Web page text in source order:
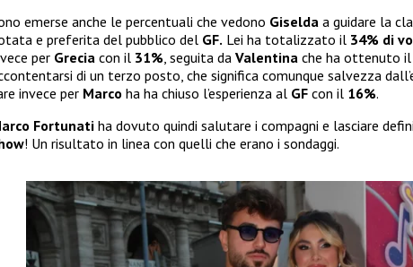
emerse anche le percentuali che vedono Giselda a guidare la
e preferita del pubblico del GF. Lei ha totalizzato il 34% di
per Grecia con il 31%, seguita da Valentina che ha ottenuto il
di un terzo posto, che significa comunque salvezza
invece per Marco ha ha chiuso l’esperienza al GF con il 16%.
Fortunati ha dovuto quindi salutare i compagni e lasciare
! Un risultato in linea con quelli che erano i sondaggi.